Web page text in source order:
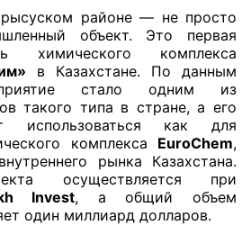
районе — не просто
объект. Это первая
химического комплекса
в Казахстане. По данным
стало одним из
такого типа в стране, а его
использоваться как для
комплекса EuroChem,
рынка Казахстана.
осуществляется при
Invest, а общий объем
один миллиард долларов.